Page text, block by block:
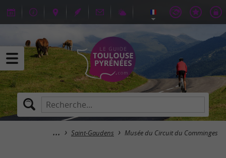
Saint-Gaudens Musée du Circuit du Comminges